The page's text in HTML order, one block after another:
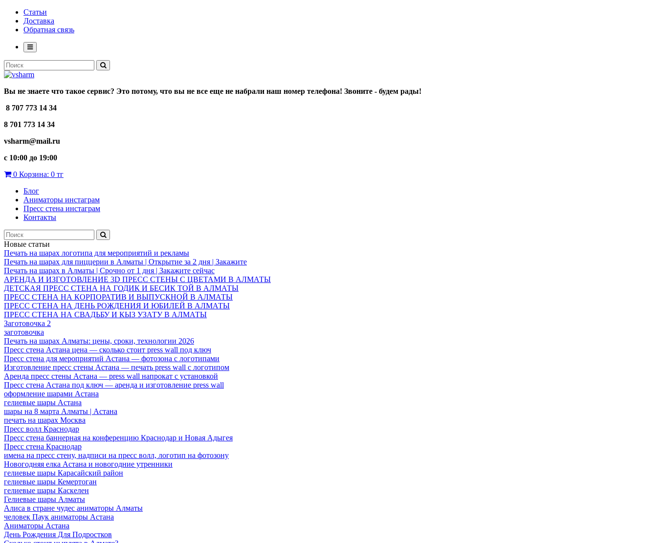
Статьи
Доставка
Обратная связь
Вы не знаете что такое сервис? Это потому, что вы не все еще не набрали наш номер телефона! Звоните - будем рады!
8 707 773 14 34
8 701 773 14 34
vsharm@mail.ru
c 10:00 до 19:00
0 Корзина: 0 тг
Блог
Аниматоры инстаграм
Пресс стена инстаграм
Контакты
Новые статьи
Печать на шарах логотипа для мероприятий и рекламы
Печать на шарах для пиццерии в Алматы | Открытие за 2 дня | Закажите
Печать на шарах в Алматы | Срочно от 1 дня | Закажите сейчас
АРЕНДА И ИЗГОТОВЛЕНИЕ 3D ПРЕСС СТЕНЫ С ЦВЕТАМИ В АЛМАТЫ
ДЕТСКАЯ ПРЕСС СТЕНА НА ГОДИК И БЕСИК ТОЙ В АЛМАТЫ
ПРЕСС СТЕНА НА КОРПОРАТИВ И ВЫПУСКНОЙ В АЛМАТЫ
ПРЕСС СТЕНА НА ДЕНЬ РОЖДЕНИЯ И ЮБИЛЕЙ В АЛМАТЫ
ПРЕСС СТЕНА НА СВАДЬБУ И КЫЗ УЗАТУ В АЛМАТЫ
Заготовочка 2
заготовочка
Печать на шарах Алматы: цены, сроки, технологии 2026
Пресс стена Астана цена — сколько стоит press wall под ключ
Пресс стена для мероприятий Астана — фотозона с логотипами
Изготовление пресс стены Астана — печать press wall с логотипом
Аренда пресс стены Астана — press wall напрокат с установкой
Пресс стена Астана под ключ — аренда и изготовление press wall
оформление шарами Астана
гелиевые шары Астана
шары на 8 марта Алматы | Астана
печать на шарах Москва
Пресс волл Краснодар
Пресс стена баннерная на конференцию Краснодар и Новая Адыгея
Пресс стена Краснодар
имена на пресс стену, надписи на пресс волл, логотип на фотозону
Новогодняя елка Астана и новогодние утренники
гелиевые шары Карасайский район
гелиевые шары Кемертоган
гелиевые шары Каскелен
Гелиевые шары Алматы
Алиса в стране чудес аниматоры Алматы
человек Паук аниматоры Астана
Аниматоры Астана
День Рождения Для Подростков